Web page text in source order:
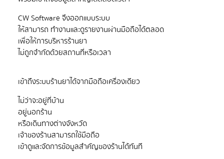
CW Software จึงออกแบบระบบ
ให้สามารถ ทำงานและดูรายงานผ่านมือถือได้ตลอด
เพื่อให้การบริหารร้านยา
ไม่ว่าจะอยู่ที่บ้าน
อยู่นอกร้าน
หรือเดินทางต่างจังหวัด
เจ้าของร้านสามารถใช้มือถือ